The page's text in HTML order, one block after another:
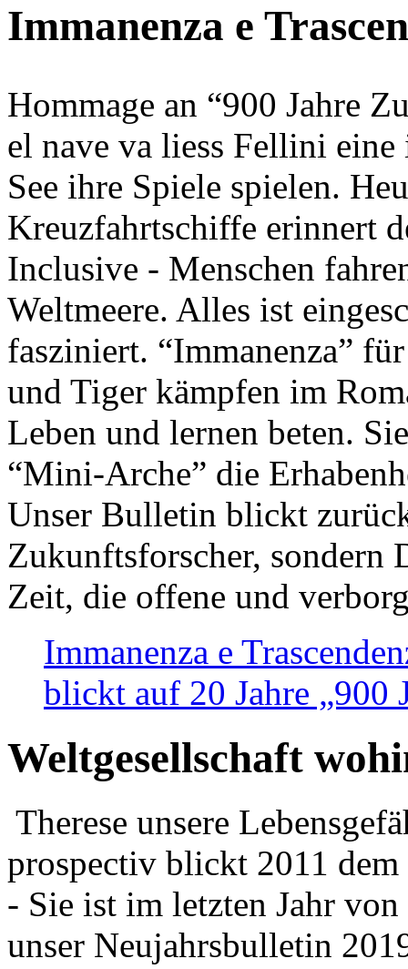
Immanenza e
Hommage an “900 Jahre
el nave va liess Fellini
See ihre Spiele spielen.
Kreuzfahrtschiffe erinnert
Inclusive - Menschen
Weltmeere. Alles ist
fasziniert. “Immanenza”
und Tiger kämpfen im
Leben und lernen beten.
“Mini-Arche” die
Unser Bulletin blickt
Zukunftsforscher, sondern
Zeit, die offene und
Immanenza e
blickt auf 20 Jahre „900
Weltgesellschaft
Therese unsere
prospectiv blickt 2011
- Sie ist im letzten Jahr
unser Neujahrsbulletin